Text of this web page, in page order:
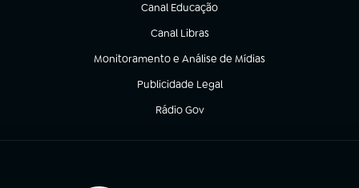
Canal Educação
(abre em nova aba)
Canal Libras
(abre em nova aba)
Monitoramento e Análise de Mídias
(abre em nova aba)
Publicidade Legal
(abre em nova aba)
Rádio Gov
(abre em nova aba)